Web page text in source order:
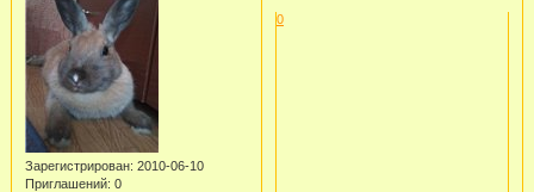
Зарегистрирован: 2010-06-10
Приглашений: 0
0